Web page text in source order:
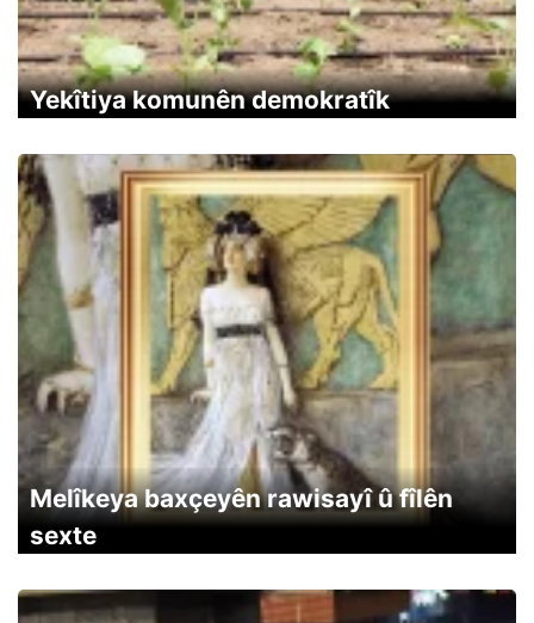
Yekîtiya komunên demokratîk
Melîkeya baxçeyên rawisayî û fîlên
sexte